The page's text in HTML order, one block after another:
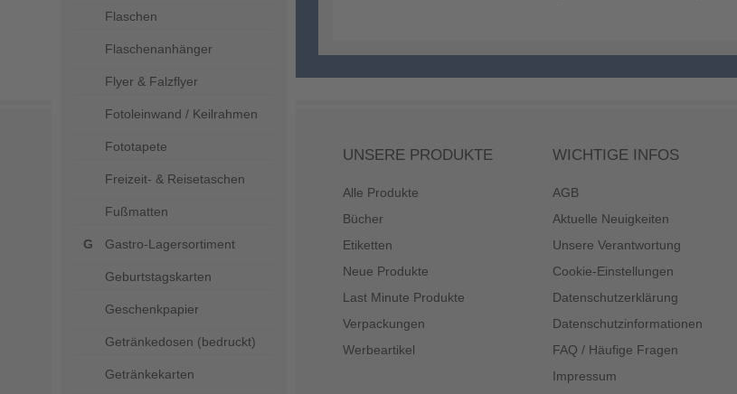
Flaschen
Flaschenanhänger
Flyer & Falzflyer
Fotoleinwand / Keilrahmen
Fototapete
Freizeit- & Reisetaschen
Fußmatten
Gastro-Lagersortiment
Geburtstagskarten
Geschenkpapier
Getränkedosen (bedruckt)
Getränkekarten
UNSERE PRODUKTE
Alle Produkte
Bücher
Etiketten
Neue Produkte
Last Minute Produkte
Verpackungen
Werbeartikel
WICHTIGE INFOS
AGB
Aktuelle Neuigkeiten
Unsere Verantwortung
Cookie-Einstellungen
Datenschutzerklärung
Datenschutzinformationen
FAQ / Häufige Fragen
Impressum